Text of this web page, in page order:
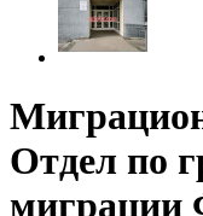
Отдел по
миграции